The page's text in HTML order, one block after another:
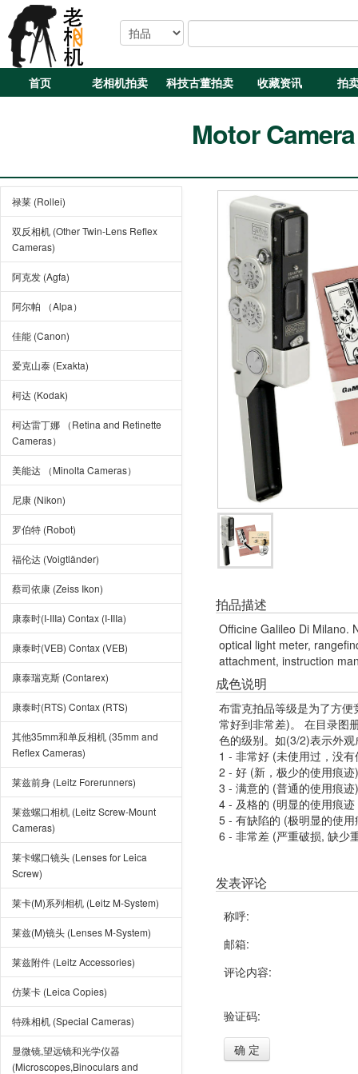
首页 老相机拍卖 科技古董拍卖 收藏资讯 拍
Motor
禄莱 (Rollei)
双反相机 (Other Twin-Lens Reflex
Cameras)
阿克发 (Agfa)
阿尔帕 （Alpa）
佳能 (Canon)
爱克山泰 (Exakta)
柯达 (Kodak)
柯达雷丁娜 （Retina and Retinette
Cameras）
美能达 （Minolta Cameras）
尼康 (Nikon)
罗伯特 (Robot)
福伦达 (Voigtländer)
蔡司依康 (Zeiss Ikon)
康泰时(I-IIIa) Contax (I-IIIa)
康泰时(VEB) Contax (VEB)
康泰瑞克斯 (Contarex)
康泰时(RTS) Contax (RTS)
其他35mm和单反相机 (35mm and
Reflex Cameras)
莱兹前身 (Leitz Forerunners)
莱兹螺口相机 (Leitz Screw-Mount
Cameras)
莱卡螺口镜头 (Lenses for Leica
Screw)
莱卡(M)系列相机 (Leitz M-System)
莱兹(M)镜头 (Lenses M-System)
莱兹附件 (Leitz Accessories)
仿莱卡 (Leica Copies)
特殊相机 (Special Cameras)
显微镜,望远镜和光学仪器
(Microscopes,Binoculars and
拍品描述
Officine Galileo Di Milano.
optical light meter,
attachment, instruction
成色说明
布雷克拍品等级是为了方
常好到非常差)。 在目录图
色的级别。如(3/2)表示外
1 - 非常好 (未使用过，没
2 - 好 (新，极少的使用痕迹)
3 - 满意的 (普通的使用痕迹)
4 - 及格的 (明显的使用痕
5 - 有缺陷的 (极明显的使
6 - 非常差 (严重破损, 缺少
发表评论
称呼:
邮箱:
评论内容:
验证码:
确 定